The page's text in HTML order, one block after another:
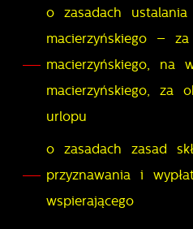
o zasadach
macierzyńskiego –
macierzyńskiego, na
macierzyńskiego, za
urlopu
o zasadach zasad
przyznawania i
wspierającego